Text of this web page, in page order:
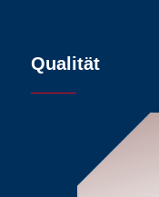
Qualität